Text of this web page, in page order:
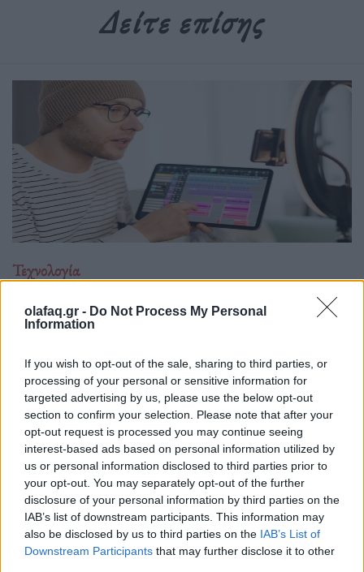
olafaq.gr - Do Not Process My Personal
Information
If you wish to opt-out of the sale, sharing to third parties, or
processing of your personal or sensitive information for
targeted advertising by us, please use the below opt-out
section to confirm your selection. Please note that after your
opt-out request is processed you may continue seeing
interest-based ads based on personal information utilized by
us or personal information disclosed to third parties prior to
your opt-out. You may separately opt-out of the further
disclosure of your personal information by third parties on the
IAB’s list of downstream participants. This information may
also be disclosed by us to third parties on the IAB’s List of
Downstream Participants that may further disclose it to other
Δείτε επίσης
Τεχνολογία
Νέα εφαρμογή AI-συνοδός του Facebook για
δημιουργούς περιεχομένου
Το Facebook επανασχεδιάζει το Creator Studio ως αυτόνομη
εφαρμογή με AI βοηθό: εξατομικευμένες.